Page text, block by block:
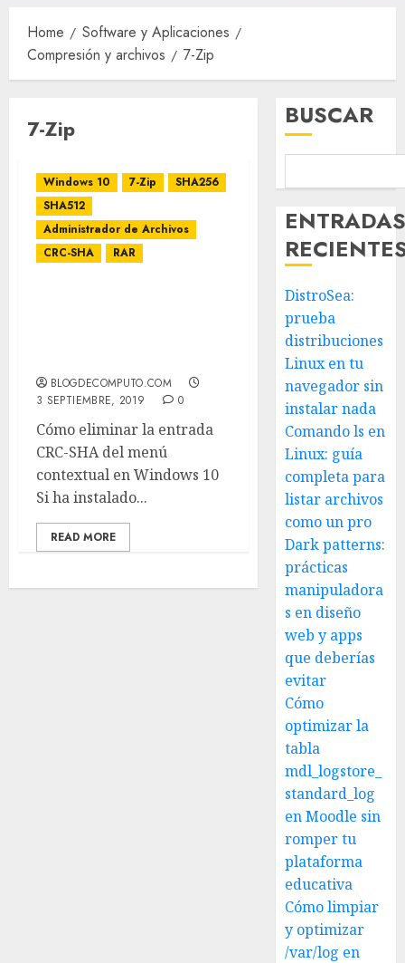
Home
Software y Aplicaciones
Compresión y archivos
7-Zip
7-Zip
Windows 10 7-Zip
SHA256
SHA512
Administrador de Archivos
CRC-SHA
RAR
BLOGDECOMPUTO.COM
3 SEPTIEMBRE, 2019
0
Cómo eliminar la entrada
CRC-SHA del menú
contextual en Windows 10
Si ha instalado...
READ MORE
BUSCAR
DistroSea:
prueba
distribuciones
Linux en tu
navegador sin
instalar nada
Comando ls en
Linux: guía
completa para
listar archivos
como un pro
Dark patterns:
prácticas
manipuladora
s en diseño
web y apps
que deberías
evitar
Cómo
optimizar la
tabla
mdl_logstore_
standard_log
en Moodle sin
romper tu
plataforma
educativa
Cómo limpiar
y optimizar
/var/log en